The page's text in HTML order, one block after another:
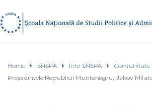
Home SNSPA Info SNSPA Comunitate
Președintele Republicii Muntenegru, Jakov